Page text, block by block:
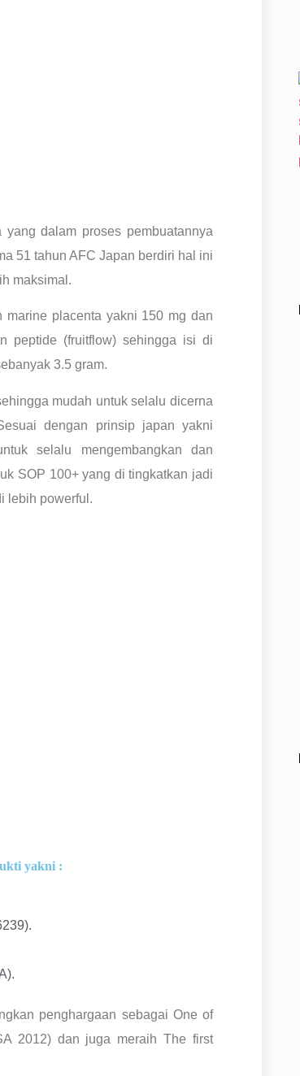
dalam proses pembuatannya
51 tahun AFC Japan berdiri hal ini
maksimal.
marine placenta yakni 150 mg dan
peptide (fruitflow) sehingga isi di
3.5 gram.
mudah untuk selalu dicerna
dengan prinsip japan yakni
selalu mengembangkan dan
SOP 100+ yang di tingkatkan jadi
lebih powerful.
yakni :
penghargaan sebagai One of
2012) dan juga meraih The first